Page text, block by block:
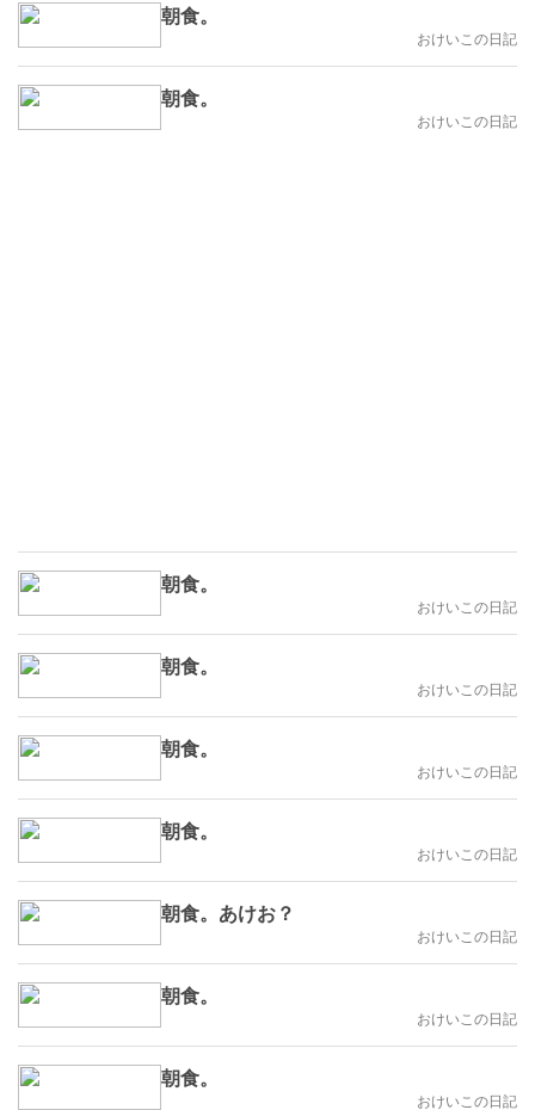
朝食。
おけいこの日記
朝食。
おけいこの日記
朝食。
おけいこの日記
朝食。
おけいこの日記
朝食。
おけいこの日記
朝食。
おけいこの日記
朝食。あけお？
おけいこの日記
朝食。
おけいこの日記
朝食。
おけいこの日記